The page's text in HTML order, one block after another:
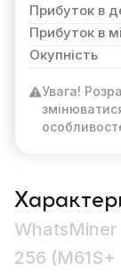
Прибуток в
Прибуток в
Окупність
Увага!
WhatsMiner
256 (M61S+